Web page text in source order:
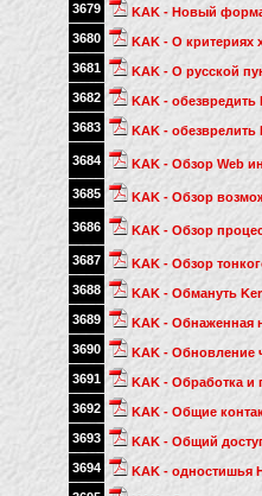
3679
KAK - Новый
3680
KAK - О критериях
3681
KAK - О русской
3682
KAK -
3683
KAK -
3684 KAK - Обзор Web
3685 KAK - Обзор
3686 KAK - Обзор
3687
KAK - Обзор
3688
KAK - Обмануть
3689
KAK - Обнаженная
3690
KAK - Обновление
3691
KAK - Обработка и
3692
KAK - Общие
3693
KAK - Общий
3694
KAK - одностишья